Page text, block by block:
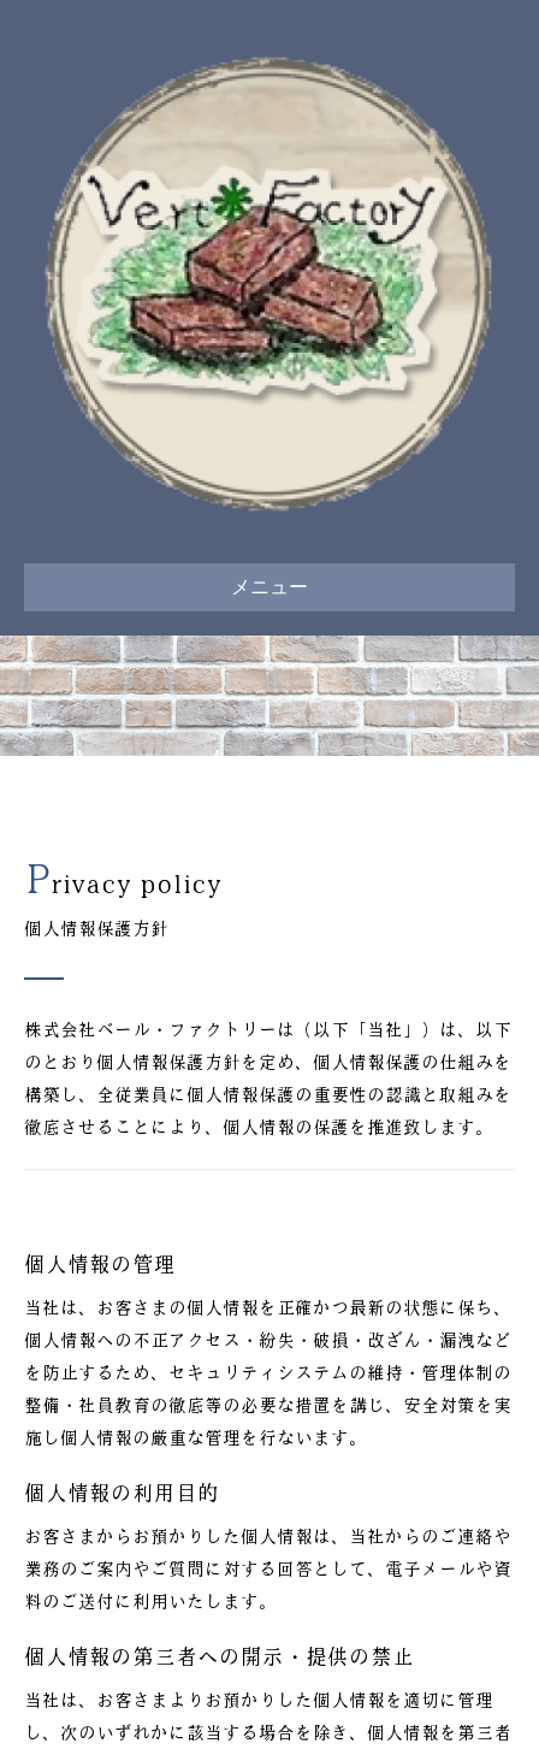
メニュー
Privacy policy
個人情報保護方針
株式会社ベール・ファクトリーは（以下「当社」）は、以下
のとおり個人情報保護方針を定め、個人情報保護の仕組みを
構築し、全従業員に個人情報保護の重要性の認識と取組みを
徹底させることにより、個人情報の保護を推進致します。
個人情報の管理
当社は、お客さまの個人情報を正確かつ最新の状態に保ち、
個人情報への不正アクセス・紛失・破損・改ざん・漏洩など
を防止するため、セキュリティシステムの維持・管理体制の
整備・社員教育の徹底等の必要な措置を講じ、安全対策を実
施し個人情報の厳重な管理を行ないます。
個人情報の利用目的
お客さまからお預かりした個人情報は、当社からのご連絡や
業務のご案内やご質問に対する回答として、電子メールや資
料のご送付に利用いたします。
個人情報の第三者への開示・提供の禁止
当社は、お客さまよりお預かりした個人情報を適切に管理
し、次のいずれかに該当する場合を除き、個人情報を第三者